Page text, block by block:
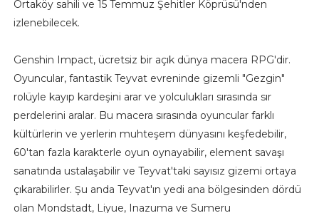
Ortaköy sahili ve 15 Temmuz Şehitler Köprüsü'nden
izlenebilecek.
Genshin Impact, ücretsiz bir açık dünya macera RPG'dir.
Oyuncular, fantastik Teyvat evreninde gizemli "Gezgin"
rolüyle kayıp kardeşini arar ve yolculukları sırasında sır
perdelerini aralar. Bu macera sırasında oyuncular farklı
kültürlerin ve yerlerin muhteşem dünyasını keşfedebilir,
60'tan fazla karakterle oyun oynayabilir, element savaşı
sanatında ustalaşabilir ve Teyvat'taki sayısız gizemi ortaya
çıkarabilirler. Şu anda Teyvat'ın yedi ana bölgesinden dördü
olan Mondstadt, Liyue, Inazuma ve Sumeru